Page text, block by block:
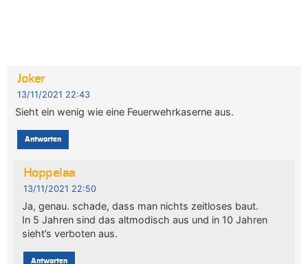
Joker
13/11/2021 22:43
Sieht ein wenig wie eine Feuerwehrkaserne aus.
Antworten
Hoppelaa
13/11/2021 22:50
Ja, genau. schade, dass man nichts zeitloses baut.
In 5 Jahren sind das altmodisch aus und in 10 Jahren
sieht’s verboten aus.
Antworten